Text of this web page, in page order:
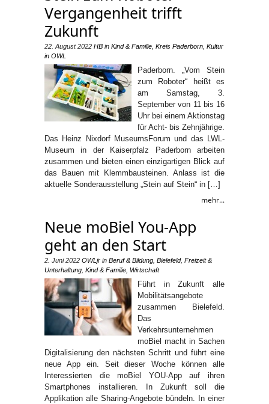
Vergangenheit trifft
Zukunft
22. August 2022 HB in Kind & Familie Kreis Paderborn Kultur
in OWL
Paderborn. „Vom Stein
zum Roboter“ heißt es
am Samstag, 3.
September von 11 bis 16
Uhr bei einem Aktionstag
für Acht- bis Zehnjährige.
Das Heinz Nixdorf MuseumsForum und das LWL-
Museum in der Kaiserpfalz Paderborn arbeiten
zusammen und bieten einen einzigartigen Blick auf
das Bauen mit Klemmbausteinen. Anlass ist die
aktuelle Sonderausstellung „Stein auf Stein“ in […]
mehr...
Neue moBiel You-App
geht an den Start
2. Juni 2022 OWLjr in Beruf & Bildung Bielefeld, Freizeit &
Unterhaltung Kind & Familie Wirtschaft
Führt in Zukunft alle
Mobilitätsangebote
zusammen Bielefeld.
Das
Verkehrsunternehmen
moBiel macht in Sachen
Digitalisierung den nächsten Schritt und führt eine
neue App ein. Seit dieser Woche können alle
Interessierten die moBiel YOU-App auf ihren
Smartphones installieren. In Zukunft soll die
Applikation alle Sharing-Angebote bündeln. In einer